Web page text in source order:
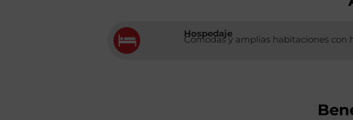
Hospedaje
Cómodas y amplias habitaciones con